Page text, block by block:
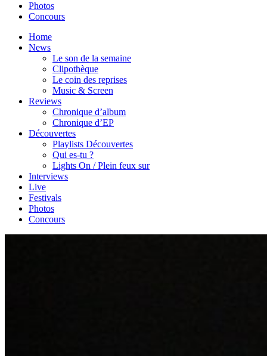
Photos
Concours
Home
News
Le son de la semaine
Clipothèque
Le coin des reprises
Music & Screen
Reviews
Chronique d’album
Chronique d’EP
Découvertes
Playlists Découvertes
Qui es-tu ?
Lights On / Plein feux sur
Interviews
Live
Festivals
Photos
Concours